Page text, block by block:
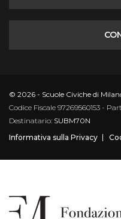
© 2026 - Scuole Civiche di
Codice Fiscale 97269560153 -
Destinatario: SUBM70N
Informativa sulla Privacy